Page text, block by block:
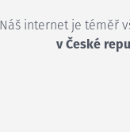
Náš internet je téměř
v České